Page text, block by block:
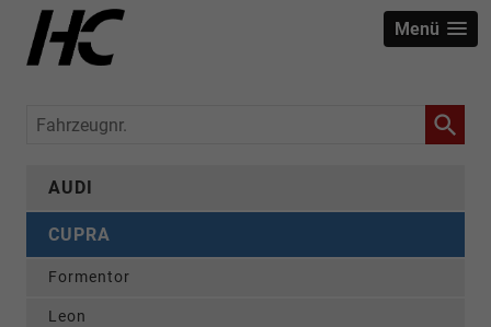
Menü
Fahrzeugnr.
AUDI
CUPRA
Formentor
Leon